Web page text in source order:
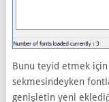
Bunu teyid etmek için
sekmesindeyken
genişletin yeni